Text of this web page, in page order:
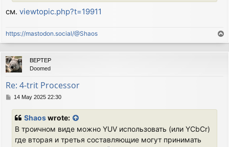
см. viewtopic.php?t=19911
https://mastodon.social/@Shaos
o
p
BEPTEP
Doomed
Re: 4-trit Processor
P14 May 2025 22:30
Shaoswrote:
В троичном виде можно YUV использовать (или YCbCr)
где вторая и третья составляющие могут принимать